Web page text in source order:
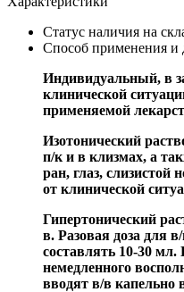
Статус наличия на
Способ применения и
Индивидуальный, в
клинической
применяемой
Изотонический
п/к и в клизмах, а
ран, глаз, слизистой
от клинической
Гипертонический
в. Разовая доза для
составлять 10-30
немедленного
вводят в/в капельно